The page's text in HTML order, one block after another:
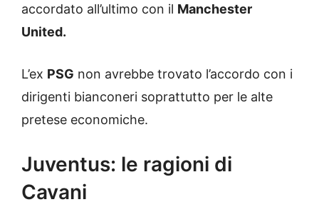
accordato all’ultimo con il Manchester
United.
L’ex PSG non avrebbe trovato l’accordo con i
dirigenti bianconeri soprattutto per le alte
pretese economiche.
Juventus: le ragioni di
Cavani